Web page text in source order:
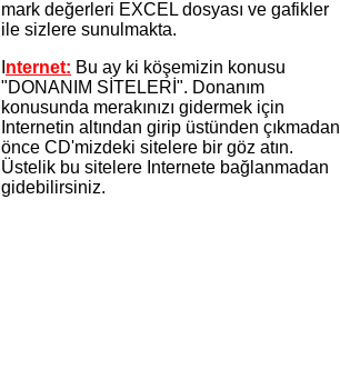
mark değerleri EXCEL dosyası ve gafikler
ile sizlere sunulmakta.
nternet: Bu ay ki köşemizin konusu
"DONANIM SİTELERİ". Donanım
konusunda merakınızı gidermek için
Internetin altından girip üstünden çıkmadan
önce CD'mizdeki sitelere bir göz atın.
Üstelik bu sitelere Internete bağlanmadan
gidebilirsiniz.